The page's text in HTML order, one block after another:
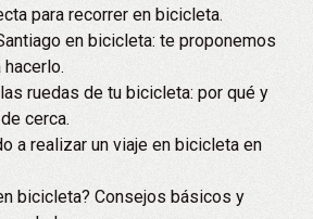
para recorrer en bicicleta.
en bicicleta: te proponemos
ruedas de tu bicicleta: por qué y
cerca.
a realizar un viaje en bicicleta en
bicicleta? Consejos básicos y